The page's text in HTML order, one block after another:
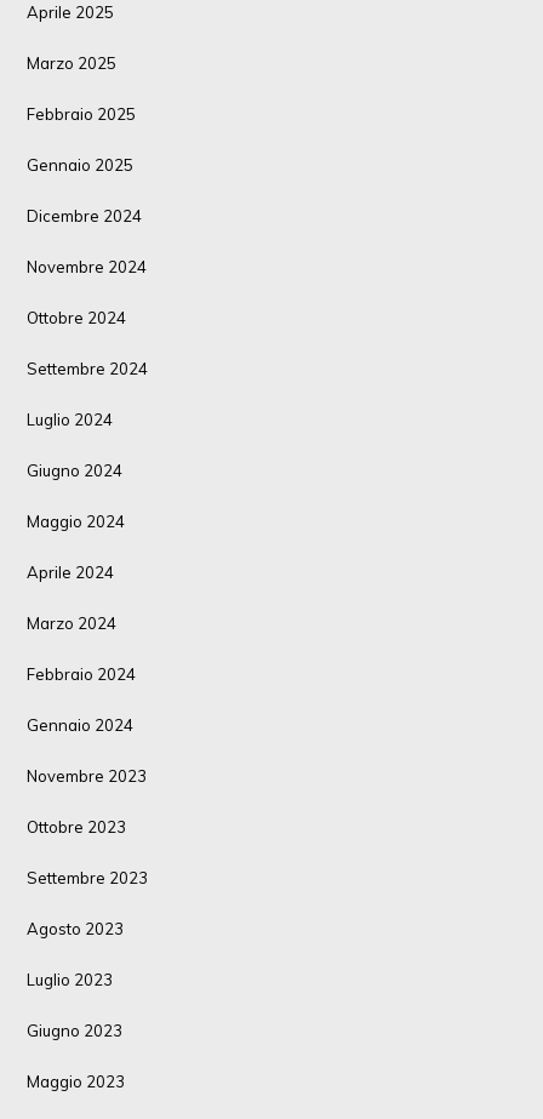
Aprile 2025
Marzo 2025
Febbraio 2025
Gennaio 2025
Dicembre 2024
Novembre 2024
Ottobre 2024
Settembre 2024
Luglio 2024
Giugno 2024
Maggio 2024
Aprile 2024
Marzo 2024
Febbraio 2024
Gennaio 2024
Novembre 2023
Ottobre 2023
Settembre 2023
Agosto 2023
Luglio 2023
Giugno 2023
Maggio 2023